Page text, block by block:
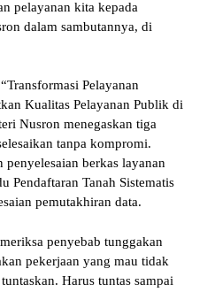
pelayanan kita kepada
dalam sambutannya, di
Pelayanan
Kualitas Pelayanan Publik di
Nusron menegaskan tiga
tanpa kompromi.
berkas layanan
Pendaftaran Tanah Sistematis
pemutakhiran data.
penyebab tunggakan
pekerjaan yang mau tidak
Harus tuntas sampai